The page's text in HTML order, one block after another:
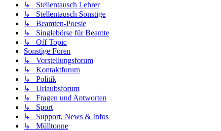
↳ Stellentausch Lehrer
↳ Stellentausch Sonstige
↳ Beamten-Poesie
↳ Singlebörse für Beamte
↳ Off Topic
Sonstige Foren
↳ Vorstellungsforum
↳ Kontaktforum
↳ Politik
↳ Urlaubsforum
↳ Fragen und Antworten
↳ Sport
↳ Support, News & Infos
↳ Mülltonne